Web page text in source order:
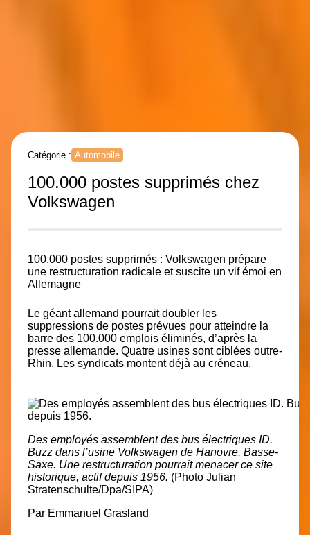
Catégorie : Automobile
100.000 postes supprimés chez
Volkswagen
100.000 postes supprimés : Volkswagen prépare
une restructuration radicale et suscite un vif émoi en
Allemagne
Le géant allemand pourrait doubler les
suppressions de postes prévues pour atteindre la
barre des 100.000 emplois éliminés, d’après la
presse allemande. Quatre usines sont ciblées outre-
Rhin. Les syndicats montent déjà au créneau.
Des employés assemblent des bus électriques ID.
Buzz dans l’usine Volkswagen de Hanovre, Basse-
Saxe. Une restructuration pourrait menacer ce site
historique, actif depuis 1956. (Photo Julian
Stratenschulte/Dpa/SIPA)
Par Emmanuel Grasland